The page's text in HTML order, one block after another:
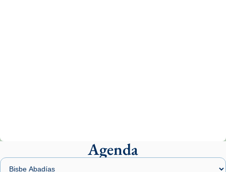
Arquebisbat de Barcelona
1 week ago Agenda